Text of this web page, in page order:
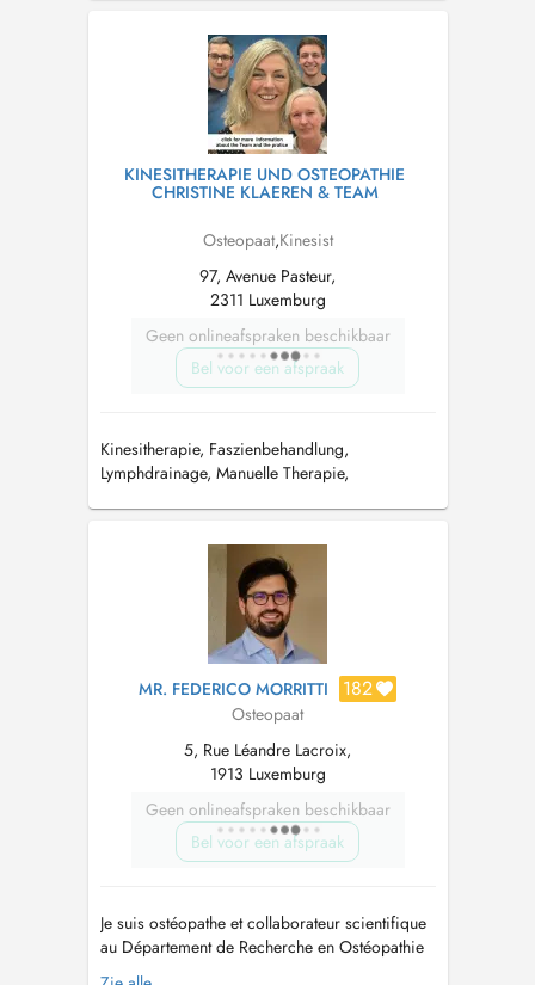
sacro technique and Rolfing. There is street
parking just outside the bu...
KINESITHERAPIE UND OSTEOPATHIE
CHRISTINE KLAEREN & TEAM
Osteopaat,Kinesist
97, Avenue Pasteur,
2311 Luxemburg
Geen onlineafspraken beschikbaar
Bel voor een afspraak
Kinesitherapie, Faszienbehandlung,
Lymphdrainage, Manuelle Therapie,
www.kinesitherapie-klaeren.lu
MR. FEDERICO MORRITTI 182
Osteopaat
5, Rue Léandre Lacroix,
1913 Luxemburg
Geen onlineafspraken beschikbaar
Bel voor een afspraak
Je suis ostéopathe et collaborateur scientifique
au Département de Recherche en Ostéopathie
de l'Université Libre de Bruxelles, où j'ai